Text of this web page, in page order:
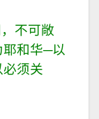
不可敞
耶和华─以
须关